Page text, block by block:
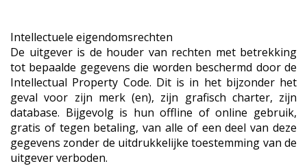
Intellectuele eigendomsrechten
De uitgever is de houder van rechten met betrekking
tot bepaalde gegevens die worden beschermd door de
Intellectual Property Code. Dit is in het bijzonder het
geval voor zijn merk (en), zijn grafisch charter, zijn
database. Bijgevolg is hun offline of online gebruik,
gratis of tegen betaling, van alle of een deel van deze
gegevens zonder de uitdrukkelijke toestemming van de
uitgever verboden.